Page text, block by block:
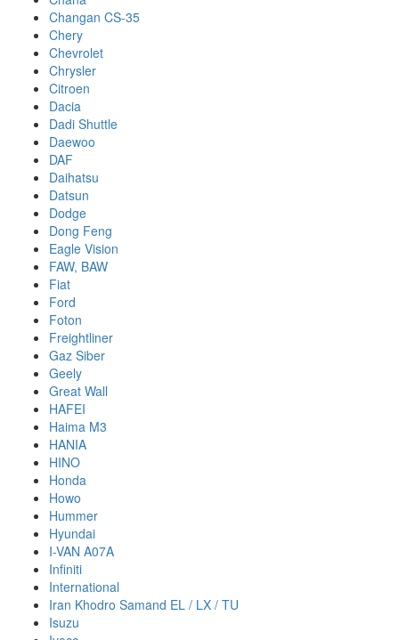
Changan CS-35
Chery
Chevrolet
Chrysler
Citroen
Dacia
Dadi Shuttle
Daewoo
DAF
Daihatsu
Datsun
Dodge
Dong Feng
Eagle Vision
FAW, BAW
Fiat
Ford
Foton
Freightliner
Gaz Siber
Geely
Great Wall
HAFEI
Haima M3
HANIA
HINO
Honda
Howo
Hummer
Hyundai
I-VAN A07A
Infiniti
International
Iran Khodro Samand EL / LX / TU
Isuzu